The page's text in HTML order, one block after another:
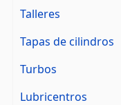
Talleres
Tapas de cilindros
Turbos
Lubricentros